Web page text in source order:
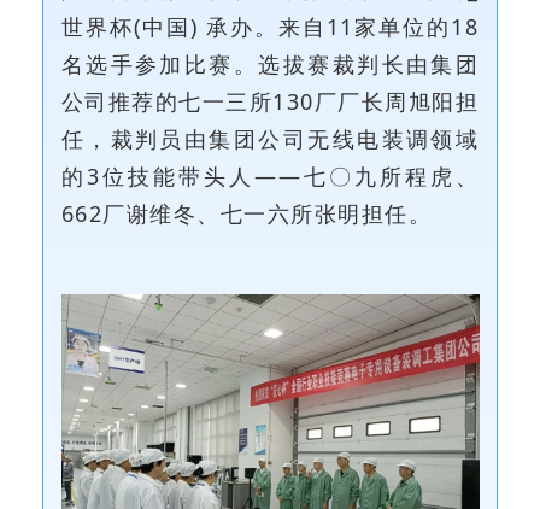
世界杯(中国) 承办。来自11家单位的18
名选手参加比赛。选拔赛裁判长由集团
公司推荐的七一三所130厂厂长周旭阳担
任，裁判员由集团公司无线电装调领域
的3位技能带头人——七〇九所程虎、
662厂谢维冬、七一六所张明担任。